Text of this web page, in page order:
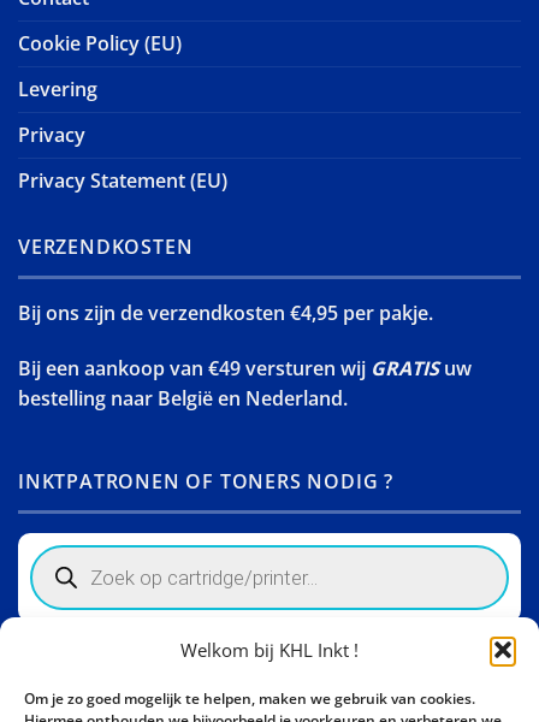
Welkom bij KHL Inkt !
Om je zo goed mogelijk te helpen, maken we gebruik van cookies.
Cookie Policy (EU)
Levering
Privacy
Privacy Statement (EU)
VERZENDKOSTEN
Bij ons zijn de verzendkosten €4,95 per pakje.
Bij een aankoop van €49 versturen wij GRATISuw
bestelling naar België en Nederland.
INKTPATRONEN OF TONERS NODIG ?
Products
search
Activity Invest BV - KHL, Kempische Steenweg 274